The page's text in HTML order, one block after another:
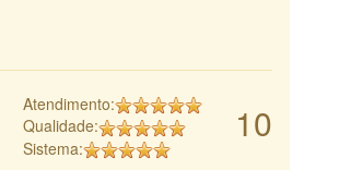
10
Atendimento:
Qualidade:
Sistema: